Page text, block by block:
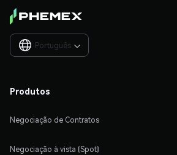
Português 
Produtos
Negociação de Contratos
Negociação à vista (Spot)